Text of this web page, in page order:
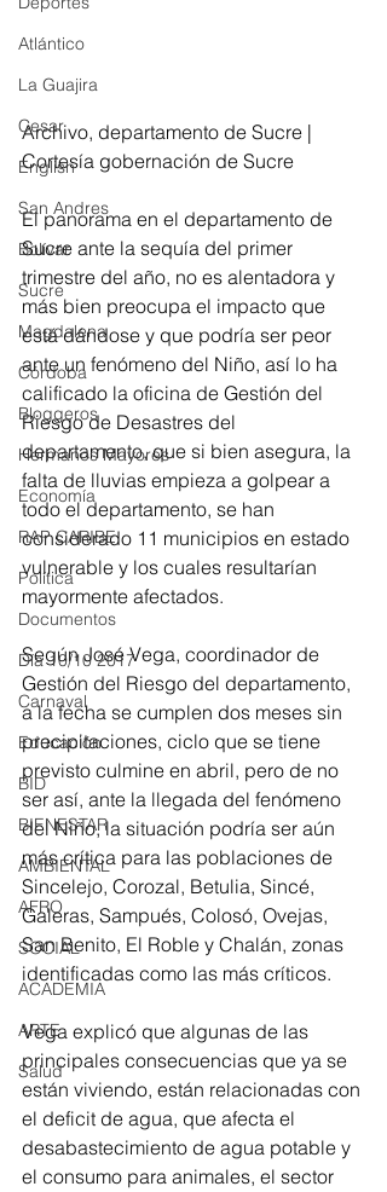
Atlántico
La Guajira
Cesar
English
San Andres
Bolívar
Sucre
Magdalena
Córdoba
Bloggeros
Hermanos Mayores
Economía
RAP CARIBE
Política
Documentos
Día 10/10 2017
Carnaval
Educación
BID
BIENESTAR
AMBIENTAL
AFRO
SOCIAL
ACADEMIA
ARTE
Salud
Archivo, departamento de Sucre |
Cortesía gobernación de Sucre
El panorama en el departamento de
Sucre ante la sequía del primer
trimestre del año, no es alentadora y
más bien preocupa el impacto que
está dándose y que podría ser peor
ante un fenómeno del Niño, así lo ha
calificado la oficina de Gestión del
Riesgo de Desastres del
departamento, que si bien asegura, la
falta de lluvias empieza a golpear a
todo el departamento, se han
considerado 11 municipios en estado
vulnerable y los cuales resultarían
mayormente afectados.
Según José Vega, coordinador de
Gestión del Riesgo del departamento,
a la fecha se cumplen dos meses sin
precipitaciones, ciclo que se tiene
previsto culmine en abril, pero de no
ser así, ante la llegada del fenómeno
del Niño, la situación podría ser aún
más crítica para las poblaciones de
Sincelejo, Corozal, Betulia, Sincé,
Galeras, Sampués, Colosó, Ovejas,
San Benito, El Roble y Chalán, zonas
identificadas como las más críticos.
Vega explicó que algunas de las
principales consecuencias que ya se
están viviendo, están relacionadas con
el deficit de agua, que afecta el
desabastecimiento de agua potable y
el consumo para animales, el sector